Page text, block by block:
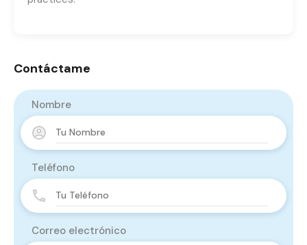
Contáctame
Nombre
Teléfono
Correo electrónico